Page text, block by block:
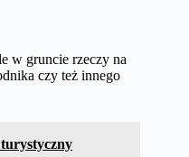
w gruncie rzeczy na
czy też innego